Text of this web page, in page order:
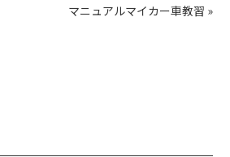
マニュアルマイカー車教習 »